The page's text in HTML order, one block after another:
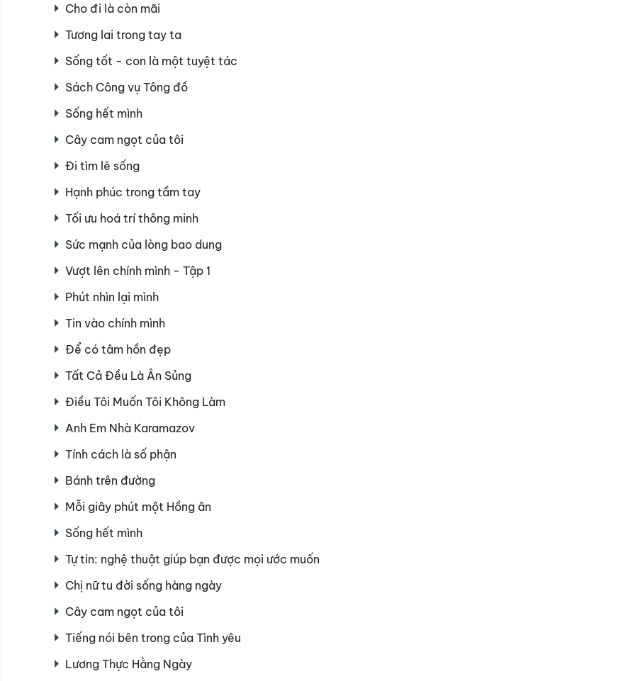
Cho đi là còn mãi
Tương lai trong tay ta
Sống tốt - con là một tuyệt tác
Sách Công vụ Tông đồ
Sống hết mình
Cây cam ngọt của tôi
Đi tìm lẽ sống
Hạnh phúc trong tầm tay
Tối ưu hoá trí thông minh
Sức mạnh của lòng bao dung
Vượt lên chính mình - Tập 1
Phút nhìn lại mình
Tin vào chính mình
Để có tâm hồn đẹp
Tất Cả Đều Là Ân Sủng
Điều Tôi Muốn Tôi Không Làm
Anh Em Nhà Karamazov
Tính cách là số phận
Bánh trên đường
Mỗi giây phút một Hồng ân
Sống hết mình
Tự tin: nghệ thuật giúp bạn được mọi ước muốn
Chị nữ tu đời sống hàng ngày
Cây cam ngọt của tôi
Tiếng nói bên trong của Tình yêu
Lương Thực Hằng Ngày